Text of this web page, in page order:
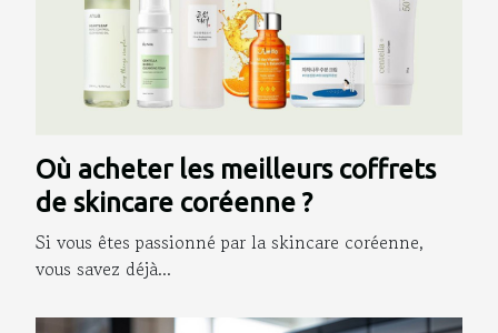
Où acheter les meilleurs coffrets
de skincare coréenne ?
Si vous êtes passionné par la skincare coréenne,
vous savez déjà...